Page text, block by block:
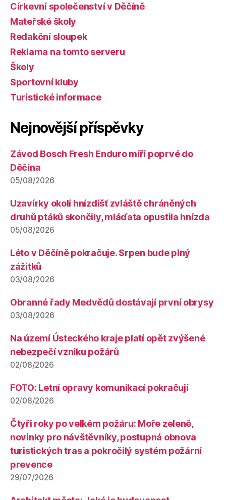
Církevní společenství v Děčíně
Mateřské školy
Redakční sloupek
Reklama na tomto serveru
Školy
Sportovní kluby
Turistické informace
Nejnovější příspěvky
Závod Bosch Fresh Enduro míří poprvé do
Děčína
05/08/2026
Uzavírky okolí hnízdišť zvláště chráněných
druhů ptáků skončily, mláďata opustila hnízda
05/08/2026
Léto v Děčíně pokračuje. Srpen bude plný
zážitků
03/08/2026
Obranné řady Medvědů dostávají první obrysy
03/08/2026
Na území Ústeckého kraje platí opět zvýšené
nebezpečí vzniku požárů
02/08/2026
FOTO: Letní opravy komunikací pokračují
02/08/2026
Čtyři roky po velkém požáru: Moře zeleně,
novinky pro návštěvníky, postupná obnova
turistických tras a pokročilý systém požární
prevence
29/07/2026